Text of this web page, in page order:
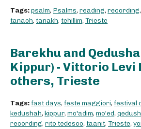
Tags:psalm, Psalms, reading, recording,
tanach, tanakh, tehillim, Trieste
Barekhu and
Kippur) - Vittorio Levi
others, Trieste
Tags: fast days, feste maggiori, festival
kedushah, kippur, mo'adim, mo'ed,
recording, rito tedesco, taanit, Trieste,